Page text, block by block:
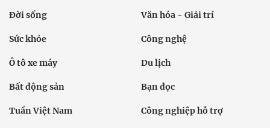
Đời sống Văn hóa - Giải trí
Sức khỏe Công nghệ
Ô tô xe máy Du lịch
Bất động sản Bạn đọc
Tuần Việt Nam Công nghiệp hỗ trợ